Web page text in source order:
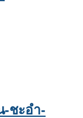
-ชะอำ-